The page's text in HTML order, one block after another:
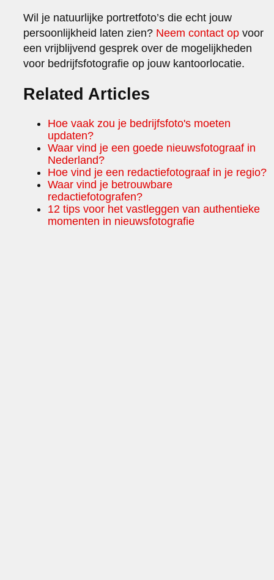
Wil je natuurlijke portretfoto’s die echt jouw
persoonlijkheid laten zien? Neem contact op voor
een vrijblijvend gesprek over de mogelijkheden
voor bedrijfsfotografie op jouw kantoorlocatie.
Related Articles
Hoe vaak zou je bedrijfsfoto's moeten
updaten?
Waar vind je een goede nieuwsfotograaf in
Nederland?
Hoe vind je een redactiefotograaf in je regio?
Waar vind je betrouwbare
redactiefotografen?
12 tips voor het vastleggen van authentieke
momenten in nieuwsfotografie